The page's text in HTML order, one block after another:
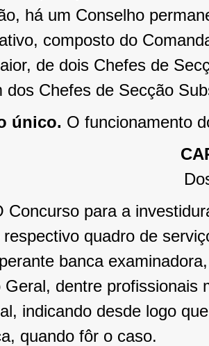
há um Conselho
composto do
de dois Chefes de
dos Chefes de Secção
único. O funcionamento
Concurso para a
respectivo quadro de
banca
Geral, dentre profissionais
indicando desde logo
quando fôr o caso.